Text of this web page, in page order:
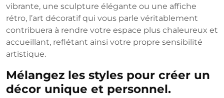
vibrante, une sculpture élégante ou une affiche
rétro, l’art décoratif qui vous parle véritablement
contribuera à rendre votre espace plus chaleureux et
accueillant, reflétant ainsi votre propre sensibilité
artistique.
Mélangez les styles pour créer un
décor unique et personnel.